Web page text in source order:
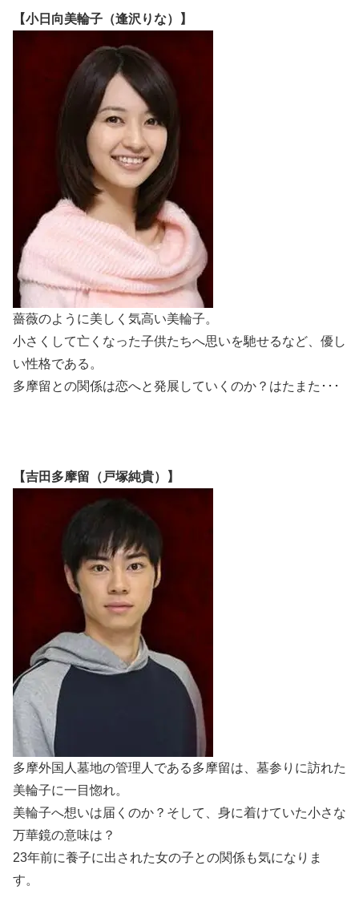
【小日向美輪子（逢沢りな）】
薔薇のように美しく気高い美輪子。
小さくして亡くなった子供たちへ思いを馳せるなど、優し
い性格である。
多摩留との関係は恋へと発展していくのか？はたまた･･･
【吉田多摩留（戸塚純貴）】
多摩外国人墓地の管理人である多摩留は、墓参りに訪れた
美輪子に一目惚れ。
美輪子へ想いは届くのか？そして、身に着けていた小さな
万華鏡の意味は？
23年前に養子に出された女の子との関係も気になりま
す。